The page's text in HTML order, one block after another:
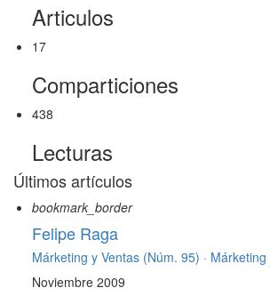
Articulos
17
Comparticiones
438
Lecturas
Últimos artículos
bookmark_border
Felipe Raga
Márketing y Ventas (Núm. 95) · Márketing
Noviembre 2009